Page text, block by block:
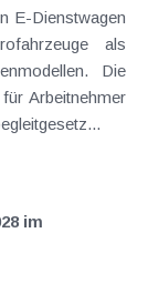
E-Dienstwagen
als
Die
Arbeitnehmer
im